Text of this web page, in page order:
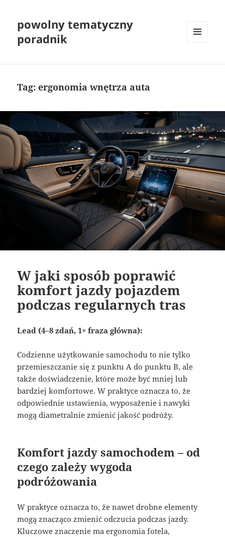
powolny tematyczny
poradnik
Tag:ergonomia wnętrza auta
W jaki sposób poprawić
komfort jazdy pojazdem
podczas regularnych tras
Lead (4–8 zdań, 1× fraza główna):
Codzienne użytkowanie samochodu to nie tylko
przemieszczanie się z punktu A do punktu B, ale
także doświadczenie, które może być mniej lub
bardziej komfortowe. W praktyce oznacza to, że
odpowiednie ustawienia, wyposażenie i nawyki
mogą diametralnie zmienić jakość podróży.
Komfort jazdy samochodem – od
czego zależy wygoda
podróżowania
W praktyce oznacza to, że nawet drobne elementy
mogą znacząco zmienić odczucia podczas jazdy.
Kluczowe znaczenie ma ergonomia fotela,